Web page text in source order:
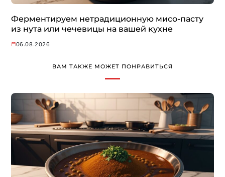
Ферментируем нетрадиционную мисо-пасту
из нута или чечевицы на вашей кухне
06.08.2026
ВАМ ТАКЖЕ МОЖЕТ ПОНРАВИТЬСЯ